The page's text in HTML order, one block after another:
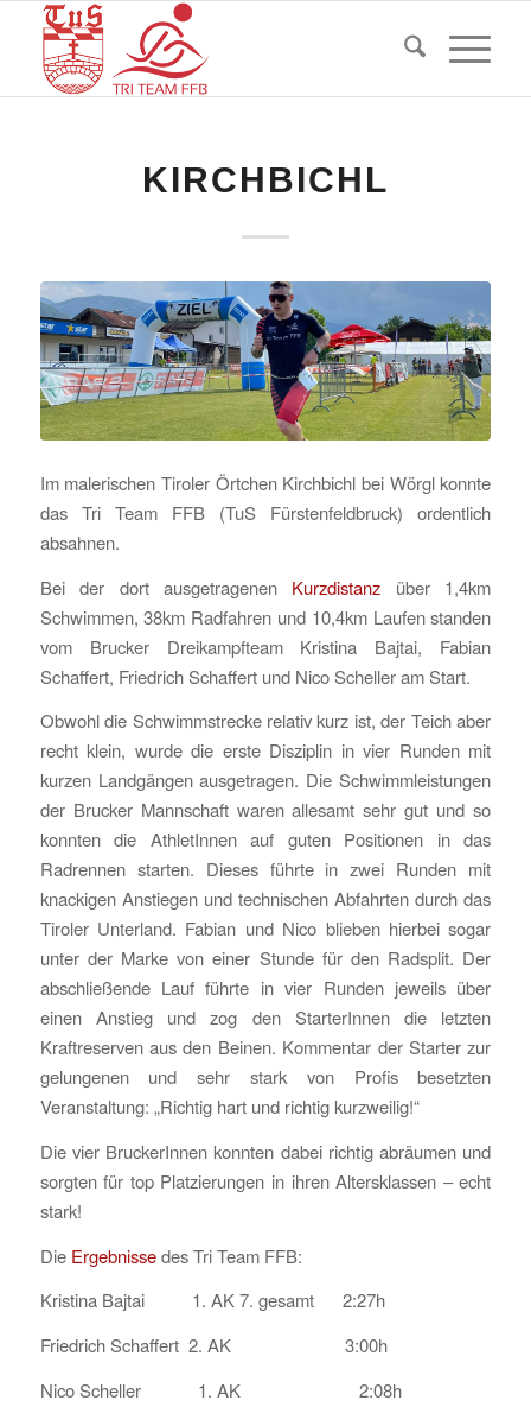
KIRCHBICHL
Im malerischen Tiroler Örtchen Kirchbichl bei Wörgl konnte
das Tri Team FFB (TuS Fürstenfeldbruck) ordentlich
absahnen.
Bei der dort ausgetragenen Kurzdistanz über 1,4km
Schwimmen, 38km Radfahren und 10,4km Laufen standen
vom Brucker Dreikampfteam Kristina Bajtai, Fabian
Schaffert, Friedrich Schaffert und Nico Scheller am Start.
Obwohl die Schwimmstrecke relativ kurz ist, der Teich aber
recht klein, wurde die erste Disziplin in vier Runden mit
kurzen Landgängen ausgetragen. Die Schwimmleistungen
der Brucker Mannschaft waren allesamt sehr gut und so
konnten die AthletInnen auf guten Positionen in das
Radrennen starten. Dieses führte in zwei Runden mit
knackigen Anstiegen und technischen Abfahrten durch das
Tiroler Unterland. Fabian und Nico blieben hierbei sogar
unter der Marke von einer Stunde für den Radsplit. Der
abschließende Lauf führte in vier Runden jeweils über
einen Anstieg und zog den StarterInnen die letzten
Kraftreserven aus den Beinen. Kommentar der Starter zur
gelungenen und sehr stark von Profis besetzten
Veranstaltung: „Richtig hart und richtig kurzweilig!“
Die vier BruckerInnen konnten dabei richtig abräumen und
sorgten für top Platzierungen in ihren Altersklassen – echt
stark!
Die Ergebnissedes Tri Team FFB:
Kristina Bajtai 1. AK 7. gesamt 2:27h
Friedrich Schaffert 2. AK 3:00h
Nico Scheller 1. AK 2:08h